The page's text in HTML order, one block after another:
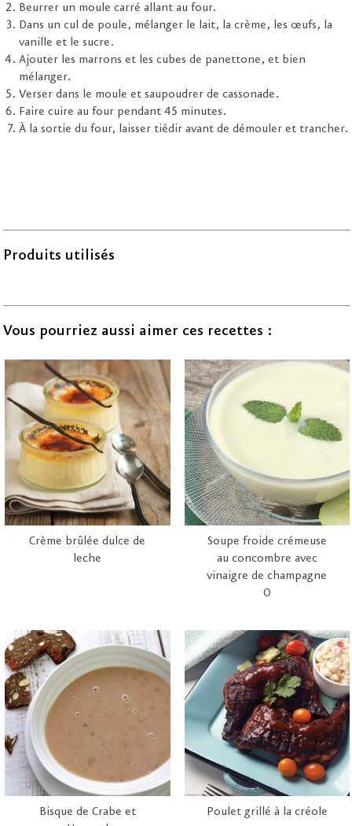
Beurrer un moule carré allant au four.
Dans un cul de poule, mélanger le lait, la crème, les œufs, la
vanille et le sucre.
Ajouter les marrons et les cubes de panettone, et bien
mélanger.
Verser dans le moule et saupoudrer de cassonade.
Faire cuire au four pendant 45 minutes.
À la sortie du four, laisser tiédir avant de démouler et trancher.
Produits utilisés
Vous pourriez aussi aimer ces recettes :
Crème brûlée dulce de
leche
Soupe froide crémeuse
au concombre avec
vinaigre de champagne
O
Bisque de Crabe et
Poulet grillé à la créole